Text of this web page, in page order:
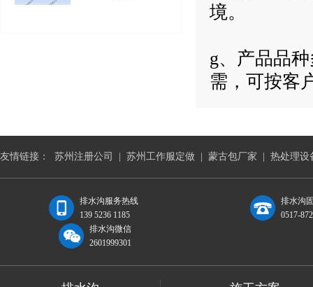
境。
g、产品品
需，可按客
友情链接： 苏州注册公司 苏州工作服定做 蒙古包厂家 热处理设
排水沟服务热线
139 5236 1185
排水沟
0517-
排水沟微信
2601999301